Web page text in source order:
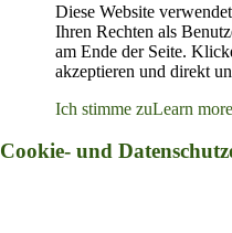
Diese Website
Ihren Rechten als
am Ende der Seite.
akzeptieren und direkt
Ich stimme zuLearn more
Cookie- und